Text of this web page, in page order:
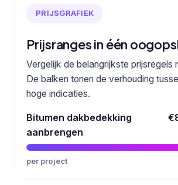
PRIJSGRAFIEK
Prijsranges in één
Vergelijk de belangrijkste prijsregels
De balken tonen de verhouding
hoge indicaties.
Bitumen dakbedekking
aanbrengen
per project